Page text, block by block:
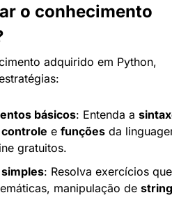
o conhecimento
adquirido em Python,
básicos: Entenda a
e funções da
gratuitos.
: Resolva exercícios que
manipulação de